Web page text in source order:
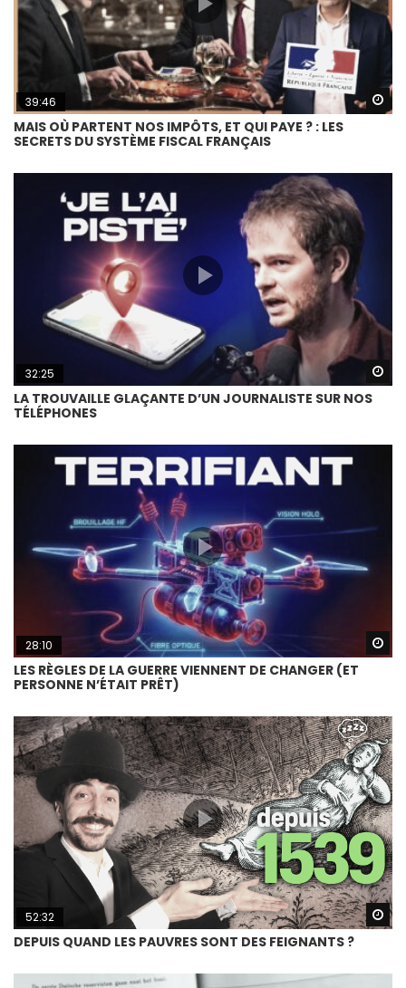
39:46
MAIS OÙ PARTENT NOS IMPÔTS, ET QUI PAYE ? : LES
SECRETS DU SYSTÈME FISCAL FRANÇAIS
32:25
LA TROUVAILLE GLAÇANTE D’UN JOURNALISTE SUR NOS
TÉLÉPHONES
28:10
LES RÈGLES DE LA GUERRE VIENNENT DE CHANGER (ET
PERSONNE N’ÉTAIT PRÊT)
52:32
DEPUIS QUAND LES PAUVRES SONT DES FEIGNANTS ?